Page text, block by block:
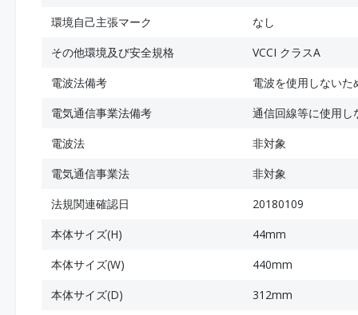
環境自己主張マーク
なし
その他環境及び安全規格
VCCI クラスA
電波法備考
電波を使用しないた
電気通信事業法備考
通信回線等に使用し
電波法
非対象
電気通信事業法
非対象
法規関連確認日
20180109
本体サイズ(H)
44mm
本体サイズ(W)
440mm
本体サイズ(D)
312mm